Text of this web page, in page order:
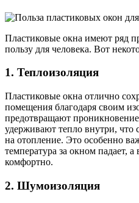
Пластиковые окна имеют ряд
пользу для человека. Вот
1. Теплоизоляция
Пластиковые окна отлично
помещения благодаря своим
предотвращают
удерживают тепло внутри, что
на отопление. Это особенно
температура за окном падает,
комфортно.
2. Шумоизоляция